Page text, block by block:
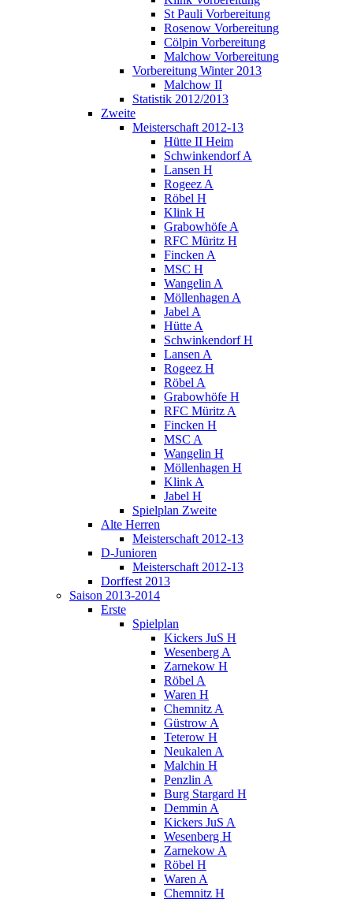
St Pauli Vorbereitung
Rosenow Vorbereitung
Cölpin Vorbereitung
Malchow Vorbereitung
Vorbereitung Winter 2013
Malchow II
Statistik 2012/2013
Zweite
Meisterschaft 2012-13
Hütte II Heim
Schwinkendorf A
Lansen H
Rogeez A
Röbel H
Klink H
Grabowhöfe A
RFC Müritz H
Fincken A
MSC H
Wangelin A
Möllenhagen A
Jabel A
Hütte A
Schwinkendorf H
Lansen A
Rogeez H
Röbel A
Grabowhöfe H
RFC Müritz A
Fincken H
MSC A
Wangelin H
Möllenhagen H
Klink A
Jabel H
Spielplan Zweite
Alte Herren
Meisterschaft 2012-13
D-Junioren
Meisterschaft 2012-13
Dorffest 2013
Saison 2013-2014
Erste
Spielplan
Kickers JuS H
Wesenberg A
Zarnekow H
Röbel A
Waren H
Chemnitz A
Güstrow A
Teterow H
Neukalen A
Malchin H
Penzlin A
Burg Stargard H
Demmin A
Kickers JuS A
Wesenberg H
Zarnekow A
Röbel H
Waren A
Chemnitz H